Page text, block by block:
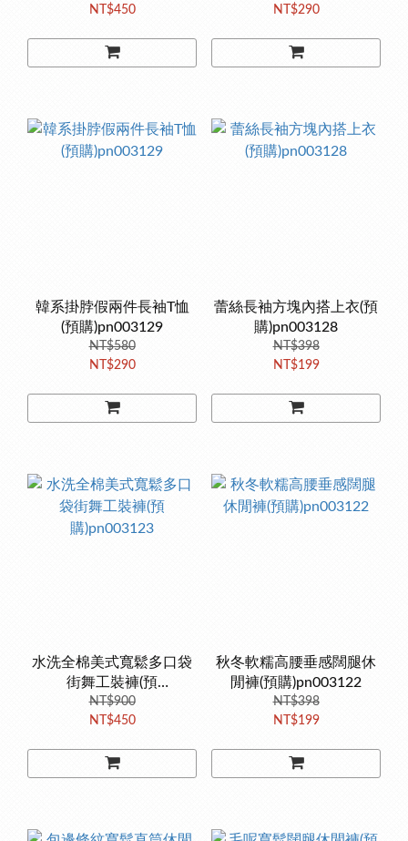
NT$450
NT$290
韓系掛脖假兩件長袖T恤
(預購)pn003129
NT$580
NT$290
蕾絲長袖方塊內搭上衣(預
購)pn003128
NT$398
NT$199
水洗全棉美式寬鬆多口袋
街舞工裝褲(預
購)pn003123
NT$900
NT$450
秋冬軟糯高腰垂感闊腿休
閒褲(預購)pn003122
NT$398
NT$199